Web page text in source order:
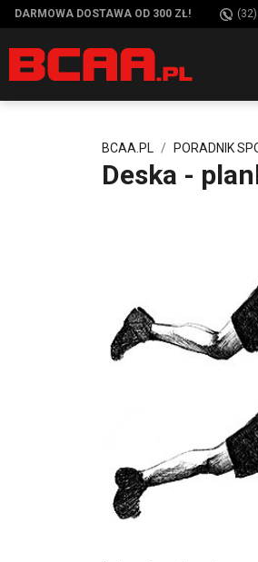
DARMOWA DOSTAWA OD 300 ZŁ!
BCAA.PL PORADNIK
Deska -